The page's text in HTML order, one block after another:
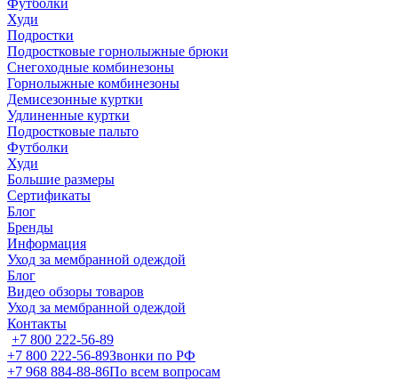
Футболки
Худи
Подростки
Подростковые горнолыжные брюки
Снегоходные комбинезоны
Горнолыжные комбинезоны
Демисезонные куртки
Удлиненные куртки
Подростковые пальто
Футболки
Худи
Большие размеры
Сертификаты
Блог
Бренды
Информация
Уход за мембранной одеждой
Блог
Видео обзоры товаров
Уход за мембранной одеждой
Контакты
+7 800 222-56-89
+7 800 222-56-89Звонки по РФ
+7 968 884-88-86По всем вопросам